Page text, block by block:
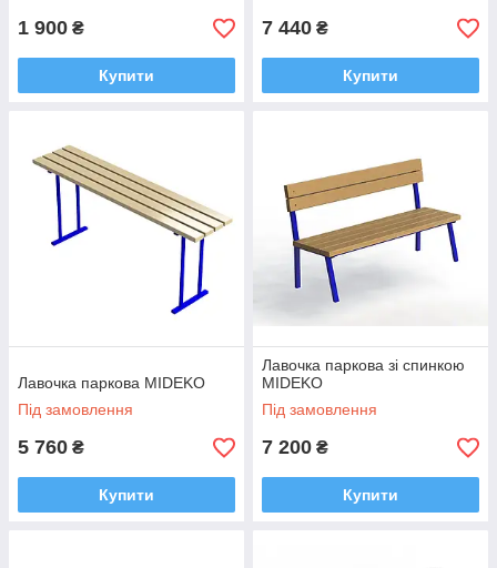
1 900 ₴
Купити
7 440 ₴
Купити
Лавочка паркова MIDEKO
Під замовлення
5 760 ₴
Купити
Лавочка паркова зі спинкою
MIDEKO
Під замовлення
7 200 ₴
Купити